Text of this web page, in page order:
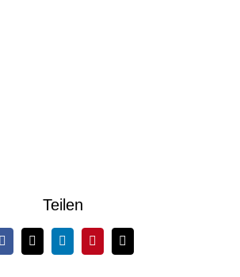
Teilen
Facebook
X LinkedInPinterest
E-
Mail